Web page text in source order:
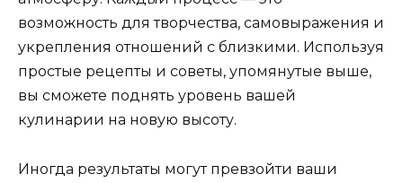
возможность для творчества, самовыражения и
укрепления отношений с близкими. Используя
простые рецепты и советы, упомянутые выше,
вы сможете поднять уровень вашей
кулинарии на новую высоту.
Иногда результаты могут превзойти ваши